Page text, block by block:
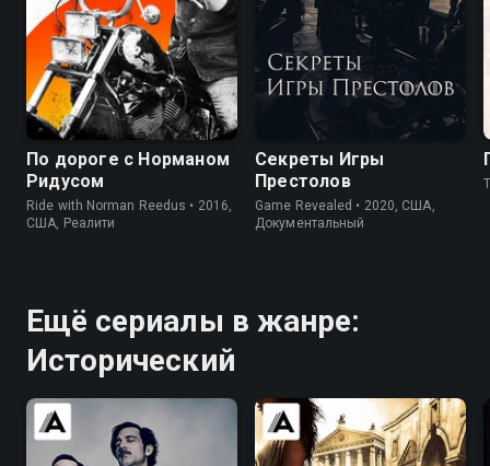
8.1 8.2
По дороге с Норманом
Ридусом
Ride with Norman Reedus • 2016,
США, Реалити
Секреты Игры
Престолов
Game Revealed • 2020, США,
Документальный
Ещё сериалы в жанре:
Исторический